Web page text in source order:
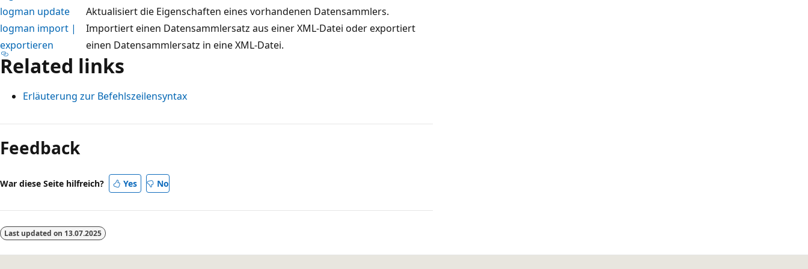
logman update
Aktualisiert die Eigenschaften eines vorhandenen Datensammlers.
logman import |
exportieren
Importiert einen Datensammlersatz aus einer XML-Datei oder exportiert
einen Datensammlersatz in eine XML-Datei.
Related links
Erläuterung zur Befehlszeilensyntax
Lesemodus
deaktiviert
Feedback
War diese Seite hilfreich? Yes No
Last updated on 13.07.2025